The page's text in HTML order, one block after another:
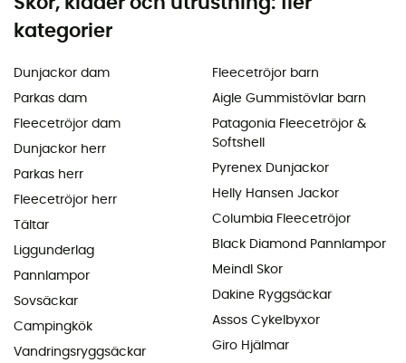
kategorier
Dunjackor dam
Parkas dam
Fleecetröjor dam
Dunjackor herr
Parkas herr
Fleecetröjor herr
Tältar
Liggunderlag
Pannlampor
Sovsäckar
Campingkök
Vandringsryggsäckar
Fleecetröjor barn
Aigle Gummistövlar barn
Patagonia Fleecetröjor &
Softshell
Pyrenex Dunjackor
Helly Hansen Jackor
Columbia Fleecetröjor
Black Diamond Pannlampor
Meindl Skor
Dakine Ryggsäckar
Assos Cykelbyxor
Giro Hjälmar